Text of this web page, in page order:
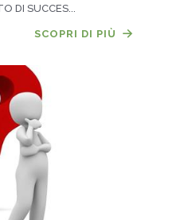
DI SUCCES...
SCOPRI DI PIÙ